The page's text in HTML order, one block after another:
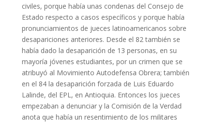
civiles, porque había unas condenas del Consejo de
Estado respecto a casos específicos y porque había
pronunciamientos de jueces latinoamericanos sobre
desapariciones anteriores. Desde el 82 también se
había dado la desaparición de 13 personas, en su
mayoría jóvenes estudiantes, por un crimen que se
atribuyó al Movimiento Autodefensa Obrera; también
en el 84 la desaparición forzada de Luis Eduardo
Lalinde, del EPL, en Antioquia. Entonces los jueces
empezaban a denunciar y la Comisión de la Verdad
anota que había un resentimiento de los militares